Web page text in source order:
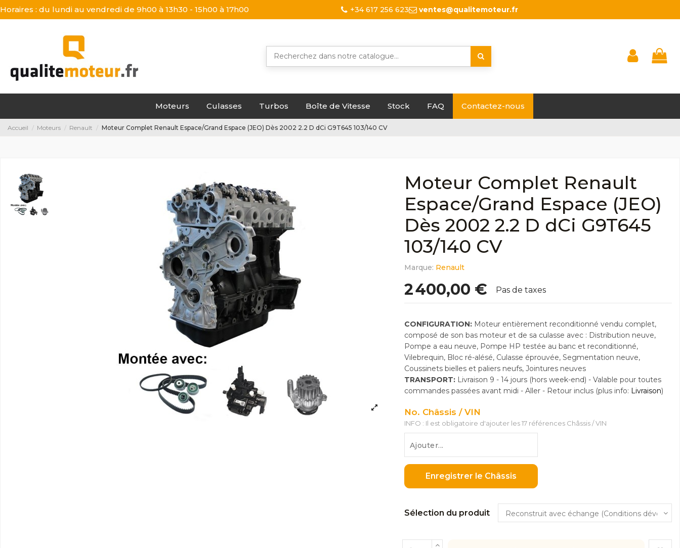
Horaires : du lundi au vendredi de 9h00 à 13h30 - 15h00 à 17h00 +34 617 256 623 ventes@qualitemoteur.fr
Moteurs Culasses Turbos Boîte de Vitesse Stock FAQ Contactez-nous
Accueil Moteurs Renault Moteur Complet Renault Espace/Grand Espace (JEO) Dès 2002 2.2 D dCi G9T645 103/140 CV
Moteur Complet Renault
Espace/Grand Espace (JEO)
Dès 2002 2.2 D dCi G9T645
103/140 CV
Marque: Renault
2 400,00 € Pas de taxes
CONFIGURATION:Moteur entièrement reconditionné vendu complet,
composé de son bas moteur et de sa culasse avec : Distribution neuve,
Pompe a eau neuve, Pompe HP testée au banc et reconditionné,
Vilebrequin, Bloc ré-alésé, Culasse éprouvée, Segmentation neuve,
Coussinets bielles et paliers neufs, Jointures neuves
TRANSPORT: Livraison 9 - 14 jours (hors week-end) - Valable pour toutes
commandes passées avant midi - Aller - Retour inclus (plus info: Livraison)
No. Châssis / VIN
INFO : Il est obligatoire d'ajouter les 17 références Châssis / VIN
Enregistrer le Châssis
Sélection du produit